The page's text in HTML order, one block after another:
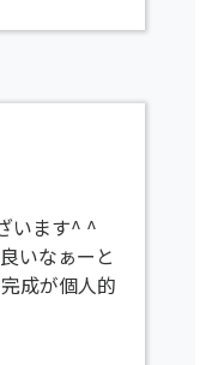
います^ ^
いなぁーと
成が個人的